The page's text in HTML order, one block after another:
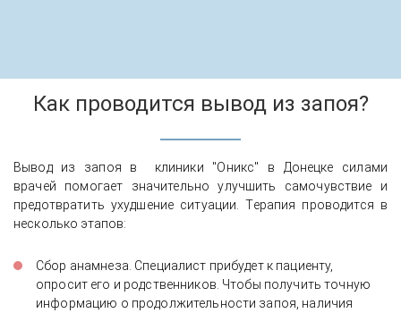
Как проводится вывод из запоя?
Вывод из запоя в клиники "Оникс" в Донецке силами
врачей помогает значительно улучшить самочувствие и
предотвратить ухудшение ситуации. Терапия проводится в
несколько этапов:
Сбор анамнеза. Специалист прибудет к пациенту,
опросит его и родственников. Чтобы получить точную
информацию о продолжительности запоя, наличия